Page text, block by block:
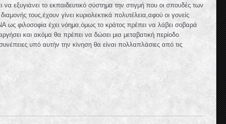
εξυγιάνει το εκπαιδευτικό σύστημα την στιγμή που οι σπουδές των
τους,έχουν γίνει κυριολεκτικά πολυτέλεια,αφού οι γονείς
ως φιλοσοφία έχει νόημα,όμως το κράτος πρέπει να λάβει σοβαρά
και ακόμα θα πρέπει να δώσει μια μεταβατική περίοδο
υπό αυτήν την κίνηση θα είναι πολλαπλάσιες από τις